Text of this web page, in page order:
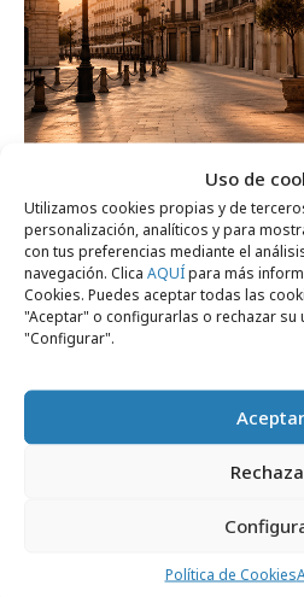
Uso de
Utilizamos cookies propias y de
personalización, analíticos y para
con tus preferencias mediante el
navegación. Clica AQUÍpara más
Cookies. Puedes aceptar todas las
"Aceptar" o configurarlas o rechazar
"Configurar".
Aceptar
Política de Cookies
viernes, 24 de julio 2026
Cómo destacar en
marcas desaparecen
Agencias